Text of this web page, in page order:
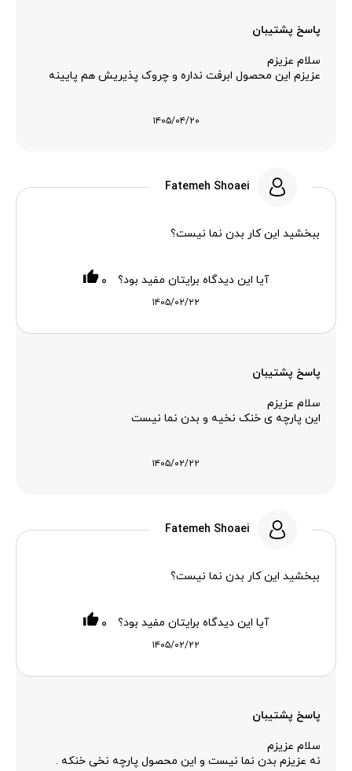
پاسخ پشتیبان
سلام عزیزم
عزیزم این محصول ابرفت نداره و چروک پذیریش هم پایینه
۱۴۰۵/۰۴/۲۰
Fatemeh Shoaei
ببخشید این کار بدن نما نیست؟
۱۴۰۵/۰۲/۲۲
آیا این دیدگاه برایتان مفید بود؟ ۰
پاسخ پشتیبان
سلام عزیزم
این پارچه ی خنک نخیه و بدن نما نیست
۱۴۰۵/۰۲/۲۲
Fatemeh Shoaei
ببخشید این کار بدن نما نیست؟
۱۴۰۵/۰۲/۲۲
آیا این دیدگاه برایتان مفید بود؟ ۰
پاسخ پشتیبان
سلام عزیزم
نه عزیزم بدن نما نیست و این محصول پارچه نخی خنکه .